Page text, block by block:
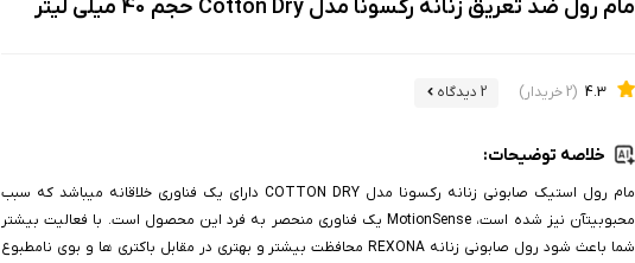
مام رول ضد تعریق زنانه رکسونا مدل Cotton Dry حجم 40 میلی لیتر
4.3 (2 خریدار) 2 دیدگاه
خلاصه توضیحات:
مام رول استیک صابونی زنانه رکسونا مدل COTTON DRY دارای یک فناوری خلاقانه میباشد که سبب
محبوبیتآن نیز شده است، MotionSense یک فناوری منحصر به فرد این محصول است. با فعالیت بیشتر
شما باعث شود رول صابونی زنانه REXONA‬‎ محافظت بیشتر و بهتری در مقابل باکتری ها و بوی نامطبوع